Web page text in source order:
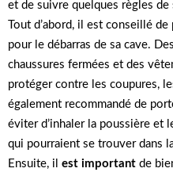
et de suivre quelques règles
Tout d’abord, il est conseillé
pour le débarras de sa cave.
chaussures fermées et des
protéger contre les coupures,
également recommandé de
éviter d’inhaler la poussière et
qui pourraient se trouver dans
Ensuite, il est important de